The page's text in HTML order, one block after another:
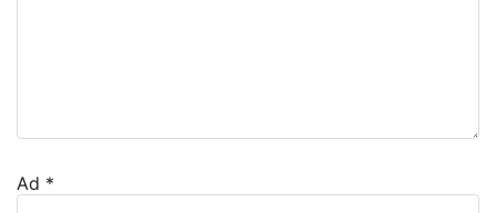
Ad *